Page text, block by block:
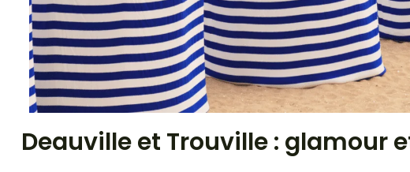
Deauville et Trouville : glamour